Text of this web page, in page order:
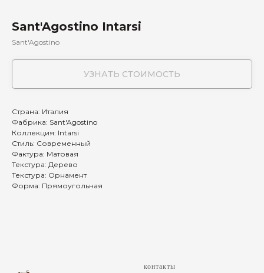
Sant'Agostino Intarsi
Sant'Agostino
УЗНАТЬ СТОИМОСТЬ
Страна: Италия
Фабрика: Sant'Agostino
Коллекция: Intarsi
Стиль: Современный
Фактура: Матовая
Текстура: Дерево
Текстура: Орнамент
Форма: Прямоугольная
контакты